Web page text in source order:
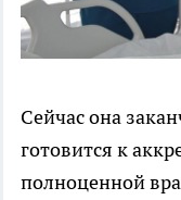
Сейчас она
готовится к
полноценной